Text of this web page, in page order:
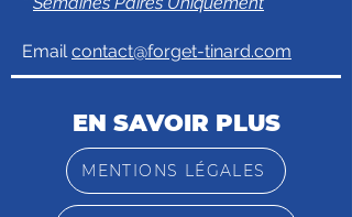
Emailcontact@forget-tinard.com
EN SAVOIR PLUS
MENTIONS LÉGALES